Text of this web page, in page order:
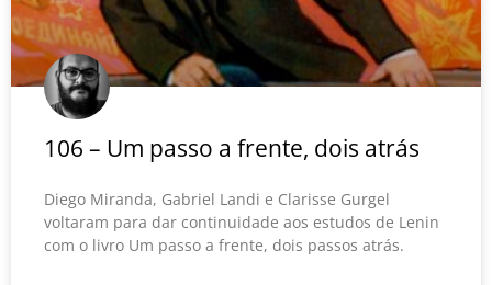
106 – Um passo a frente, dois atrás
Diego Miranda, Gabriel Landi e Clarisse Gurgel
voltaram para dar continuidade aos estudos de Lenin
com o livro Um passo a frente, dois passos atrás.